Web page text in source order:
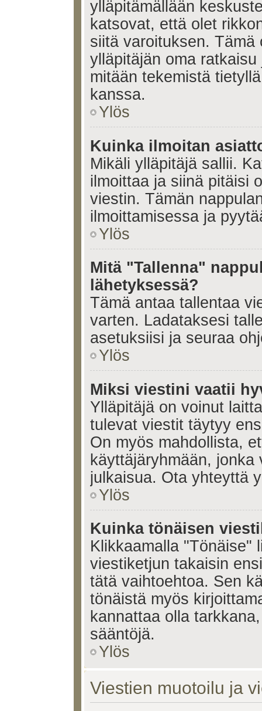
ylläpitämällään
katsovat, että olet
siitä varoituksen.
ylläpitäjän oma
mitään tekemistä
kanssa.
Ylös
Kuinka ilmoitan
Mikäli ylläpitäjä sallii.
ilmoittaa ja siinä pitäisi
viestin. Tämän
ilmoittamisessa ja
Ylös
Mitä "Tallenna"
lähetyksessä?
Tämä antaa tallentaa
varten. Ladataksesi
asetuksiisi ja seuraa
Ylös
Miksi viestini vaatii
Ylläpitäjä on voinut
tulevat viestit täytyy
On myös mahdollista,
käyttäjäryhmään,
julkaisua. Ota yhteyttä
Ylös
Kuinka tönäisen
Klikkaamalla "Tönäise"
viestiketjun takaisin
tätä vaihtoehtoa. Sen
tönäistä myös
kannattaa olla
sääntöjä.
Ylös
Viestien muotoilu ja